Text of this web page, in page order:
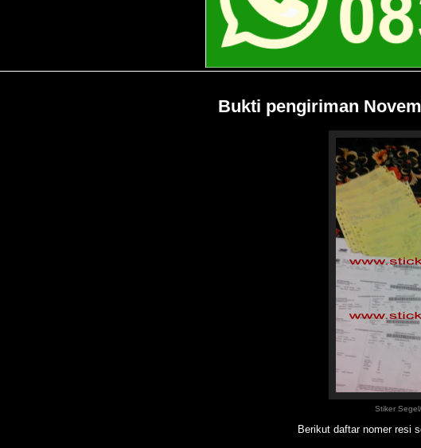
Bukti pengiriman
Stiker
Berikut daftar nomer resi